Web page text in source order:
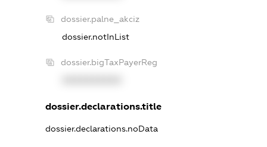
dossier.palne_akciz
dossier.notInList
dossier.bigTaxPayerReg
dossier.declarations.title
dossier.declarations.noData